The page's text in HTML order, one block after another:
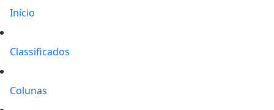
Início
Classificados
Colunas